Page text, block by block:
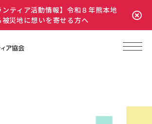
ンティア活動情報】令和８年熊本地
災地に想いを寄せる方へ